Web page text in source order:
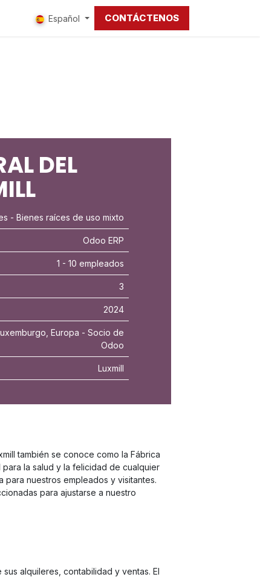
Español CONTÁCTENOS
DEL
- Bienes raíces de uso mixto
Odoo ERP
1 - 10 empleados
3
2024
Europa - Socio de
Odoo
Luxmill
también se conoce como la Fábrica
la salud y la felicidad de cualquier
nuestros empleados y visitantes.
para ajustarse a nuestro
alquileres, contabilidad y ventas. El